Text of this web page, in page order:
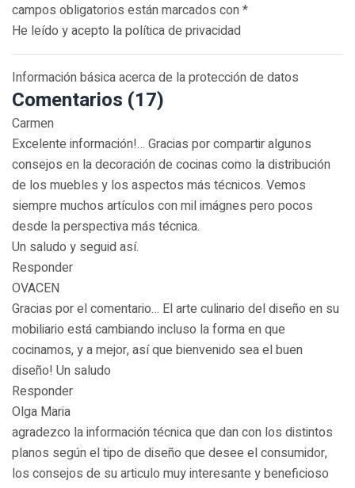
campos obligatorios están marcados con *
He leído y acepto la política de privacidad
Información básica acerca de la protección de datos
Comentarios (17)
Carmen
Excelente información!… Gracias por compartir algunos
consejos en la decoración de cocinas como la distribución
de los muebles y los aspectos más técnicos. Vemos
siempre muchos artículos con mil imágnes pero pocos
desde la perspectiva más técnica.
Un saludo y seguid así.
Responder
OVACEN
Gracias por el comentario… El arte culinario del diseño en su
mobiliario está cambiando incluso la forma en que
cocinamos, y a mejor, así que bienvenido sea el buen
diseño! Un saludo
Responder
Olga Maria
agradezco la información técnica que dan con los distintos
planos según el tipo de diseño que desee el consumidor,
los consejos de su articulo muy interesante y beneficioso